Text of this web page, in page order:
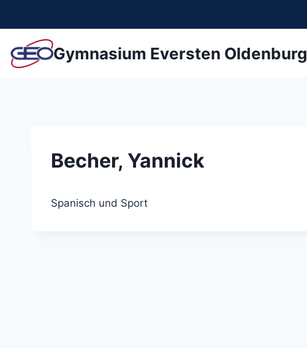
springen
Gymnasium Eversten Oldenburg
Becher, Yannick
Spanisch und Sport